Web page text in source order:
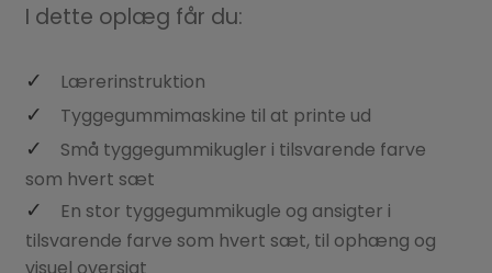
I dette oplæg får du:
Lærerinstruktion
Tyggegummimaskine til at printe ud
Små tyggegummikugler i tilsvarende farve
som hvert sæt
En stor tyggegummikugle og ansigter i
tilsvarende farve som hvert sæt, til ophæng og